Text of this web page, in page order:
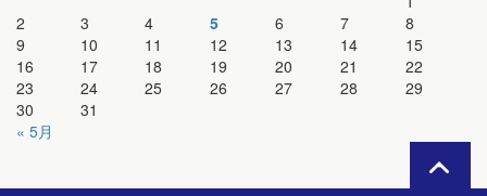
2
3 4 5 6 7
8
9
10 11 12 13 14
15
16
17 18 19 20 21
22
23
24 25 26 27 28
29
30
31
« 5月